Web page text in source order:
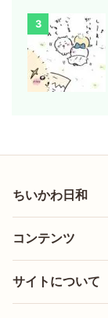
3
ちいかわ日和
コンテンツ
サイトについて